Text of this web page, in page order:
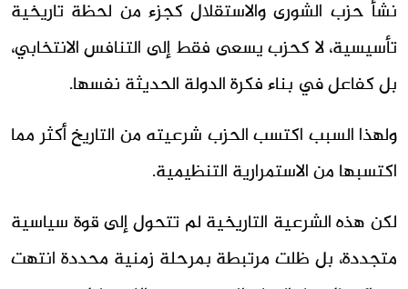
نشأ حزب الشورى والاستقلال كجزء من لحظة تاريخية
تأسيسية، لا كحزب يسعى فقط إلى التنافس الانتخابي،
بل كفاعل في بناء فكرة الدولة الحديثة نفسها.
ولهذا السبب اكتسب الحزب شرعيته من التاريخ أكثر مما
اكتسبها من الاستمرارية التنظيمية.
لكن هذه الشرعية التاريخية لم تتحول إلى قوة سياسية
متجددة، بل ظلت مرتبطة بمرحلة زمنية محددة انتهت